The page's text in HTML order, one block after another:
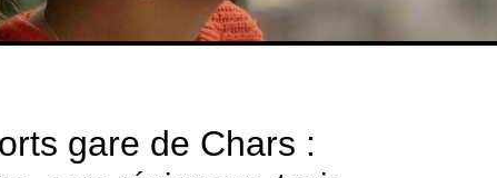
gare de Chars :